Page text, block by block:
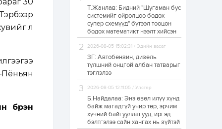
л
бүрэн
Н.Номтойбаяр:
Аймгуудад
тулгамдаж буй
асуудлуудыг долоо
хоног бүр Засгийн
газрын...
1 өдөр 0
УИХ-ын дарга
С.Бямбацогт төрийг
тахих төрийн
тахилгад оролцлоо
1 өдөр 3 0
“Хотын дарга сонсож
байна” 150150 тусгай
Т.Жанлав: Бидний "Шугаман бус
системийг ойролцоо бодох
супер схемүүд" бүтээл тооцон
бодох математикт нээлт хийсэн
2026-08-05 15:02:31 / Эдийн засаг
ЗГ: Автобензин, дизель
түлшний онцгой албан татварыг
тэглэлээ
2026-08-05 12:11:05 / Улстөр
Б.Найдалаа: Энэ өвөл илүү хүнд
байж магадгүй учир төр, эрчим
хүчний байгууллагууд, иргэд
бэлтгэлээ сайн хангах нь зүйтэй